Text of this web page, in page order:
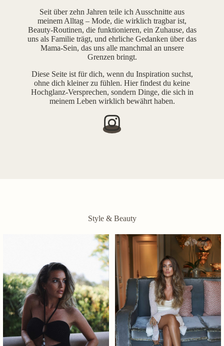
Seit über zehn Jahren teile ich Ausschnitte aus
meinem Alltag – Mode, die wirklich tragbar ist,
Beauty-Routinen, die funktionieren, ein Zuhause, das
uns als Familie trägt, und ehrliche Gedanken über das
Mama-Sein, das uns alle manchmal an unsere
Grenzen bringt.
Diese Seite ist für dich, wenn du Inspiration suchst,
ohne dich kleiner zu fühlen. Hier findest du keine
Hochglanz-Versprechen, sondern Dinge, die sich in
meinem Leben wirklich bewährt haben.
Style & Beauty